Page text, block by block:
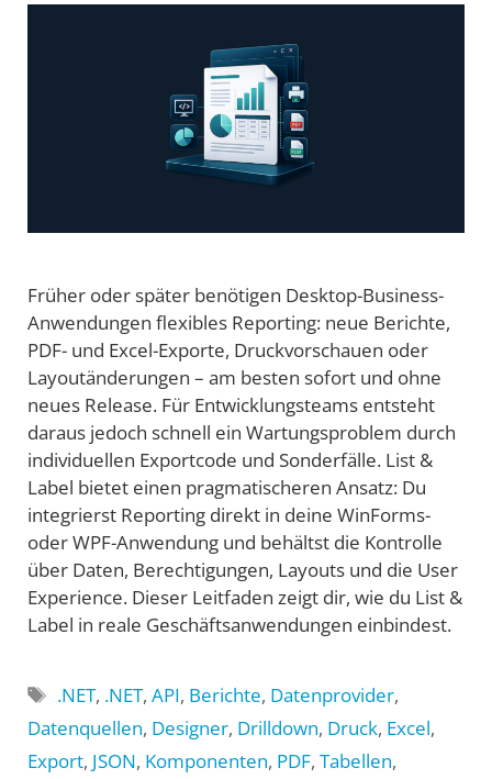
Früher oder später benötigen Desktop-Business-
Anwendungen flexibles Reporting: neue Berichte,
PDF- und Excel-Exporte, Druckvorschauen oder
Layoutänderungen – am besten sofort und ohne
neues Release. Für Entwicklungsteams entsteht
daraus jedoch schnell ein Wartungsproblem durch
individuellen Exportcode und Sonderfälle. List &
Label bietet einen pragmatischeren Ansatz: Du
integrierst Reporting direkt in deine WinForms-
oder WPF-Anwendung und behältst die Kontrolle
über Daten, Berechtigungen, Layouts und die User
Experience. Dieser Leitfaden zeigt dir, wie du List &
Label in reale Geschäftsanwendungen einbindest.
Schlagwörter
.NET, .NET,API, Berichte, Datenprovider,
Datenquellen, Designer, Drilldown, Druck, Excel,
Export, JSON, Komponenten, PDF, Tabellen,